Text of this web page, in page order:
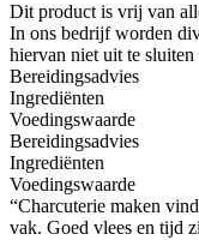
Dit product is vrij van
In ons bedrijf worden
hiervan niet uit te sluiten
Bereidingsadvies
Ingrediënten
Voedingswaarde
Bereidingsadvies
Ingrediënten
Voedingswaarde
“Charcuterie maken
vak. Goed vlees en tijd